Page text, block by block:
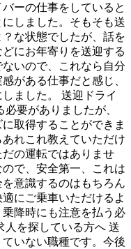
ーの仕事をしていると
しました。そもそも送
な状態でしたが、話を
にお年寄りを送迎する
いので、これなら自分
がある仕事だと感じ、
ました。 送迎ドライ
要がありましたが、
取得することができま
れこれ教えていただけ
の運転ではありませ
で、安全第一、これは
意識するのはもちろん
にご乗車いただけるよ
降時にも注意を払う必
人を探している方へ 送
いない職種です。今後